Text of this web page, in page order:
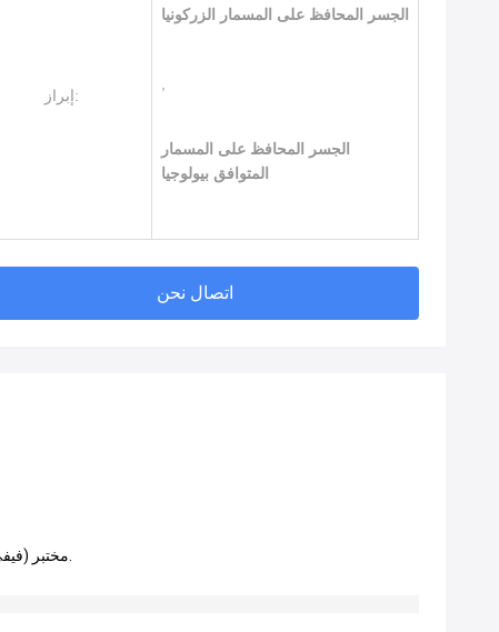
إبراز:
الجسر المحافظ على المسمار الزركونيا
الجسر المحافظ على المسمار
المتوافق بيولوجيا
اتصال نحن